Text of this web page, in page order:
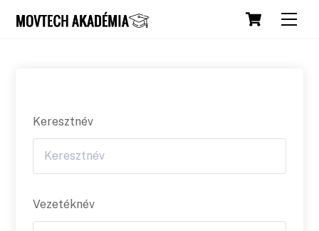
Cart
Keresztnév
Vezetéknév